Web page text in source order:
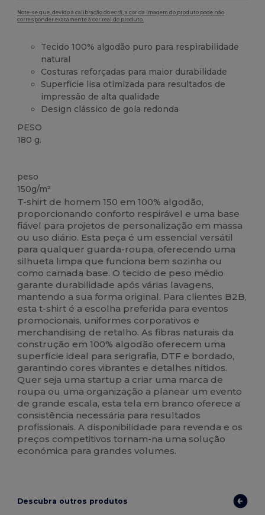
Note-se que, devido à calibração do ecrã, a cor da imagem do produto pode não
corresponder exatamente à cor real do produto.
Tecido 100% algodão puro para respirabilidade
natural
Costuras reforçadas para maior durabilidade
Superfície lisa otimizada para resultados de
impressão de alta qualidade
Design clássico de gola redonda
PESO
180 g.
peso
150g/m²
T-shirt de homem 150 em 100% algodão,
proporcionando conforto respirável e uma base
fiável para projetos de personalização em massa
ou uso diário. Esta peça é um essencial versátil
para qualquer guarda-roupa, oferecendo uma
silhueta limpa que funciona bem sozinha ou
como camada base. O tecido de peso médio
garante durabilidade após várias lavagens,
mantendo a sua forma original. Para clientes B2B,
esta t-shirt é a escolha preferida para eventos
promocionais, uniformes corporativos e
merchandising de retalho. As fibras naturais da
construção em 100% algodão oferecem uma
superfície ideal para serigrafia, DTF e bordado,
garantindo cores vibrantes e detalhes nítidos.
Quer seja uma startup a criar uma marca de
roupa ou uma organização a planear um evento
de grande escala, esta tela em branco oferece a
consistência necessária para resultados
profissionais. A disponibilidade para revenda e os
preços competitivos tornam-na uma solução
económica para grandes volumes.
Descubra outros produtos